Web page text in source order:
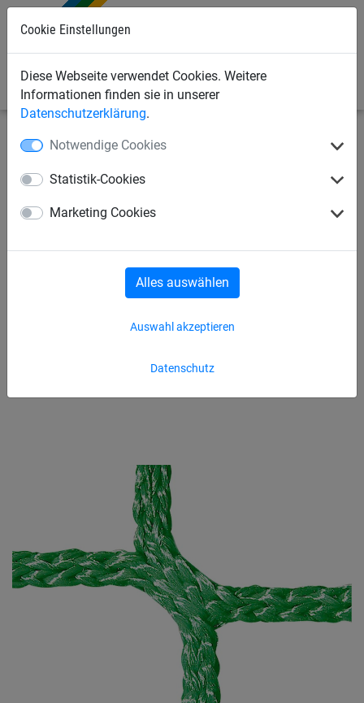
Cookie Einstellungen
Diese Webseite verwendet Cookies. Weitere
Informationen finden sie in unserer
Datenschutzerklärung.
Notwendige Cookies
Statistik-Cookies
Marketing Cookies
Datenschutz
Auswahl akzeptieren
Alles auswählen
Bauschutznetze
Schutznetze, verschiedene
Schutznetz ø 5 mm
flammhemmend aus
Polypropylen, Maschenweite:
100 mm - nach Maß